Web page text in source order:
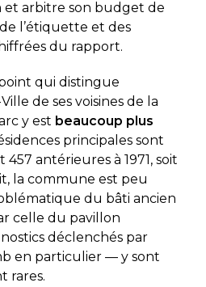
et arbitre son budget de
l’étiquette et des
du rapport.
qui distingue
de ses voisines de la
y est beaucoup plus
principales sont
457 antérieures à 1971, soit
la commune est peu
du bâti ancien
celle du pavillon
déclenchés par
en particulier — y sont
rares.